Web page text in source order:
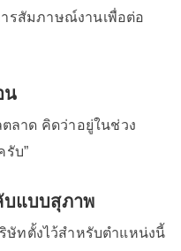
รสัมภาษณ์งานเพื่อต่อ
น
ลาด คิดว่าอยู่ในช่วง
รับ”
บแบบสุภาพ
ษัทตั้งไว้สำหรับตำแหน่งนี้